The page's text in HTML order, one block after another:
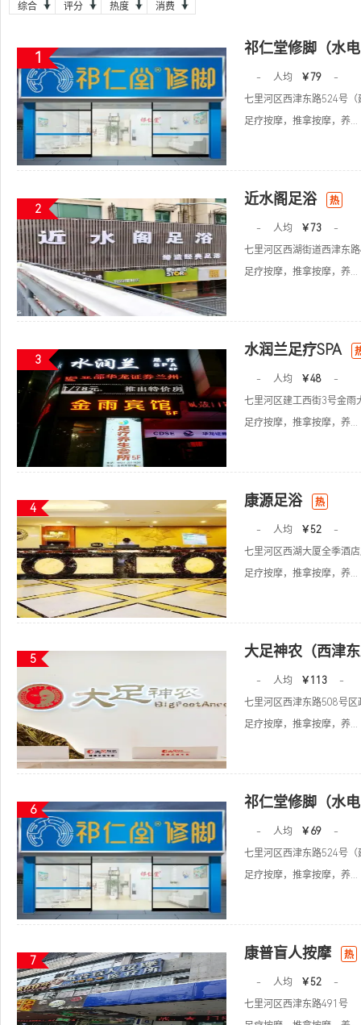
综合 评分 热度 消费
1
祁仁堂修脚（水
- 人均 ￥79
-
七里河区西津东路524号（
足疗按摩，推拿按摩，养...
2
近水阁足浴 热
- 人均 ￥73
-
七里河区西湖街道西津东
足疗按摩，推拿按摩，养...
3
水润兰足疗SPA
- 人均 ￥48
-
七里河区建工西街3号金雨
足疗按摩，推拿按摩，养...
4 康源足浴 热
- 人均 ￥52
-
七里河区西湖大厦全季酒
足疗按摩，推拿按摩，养...
5 大足神农（西津
- 人均 ￥113
-
七里河区西津东路508号区
足疗按摩，推拿按摩，养...
6 祁仁堂修脚（水
- 人均 ￥69
-
七里河区西津东路524号（
足疗按摩，推拿按摩，养...
7 康普盲人按摩 热
- 人均 ￥52
-
七里河区西津东路491号